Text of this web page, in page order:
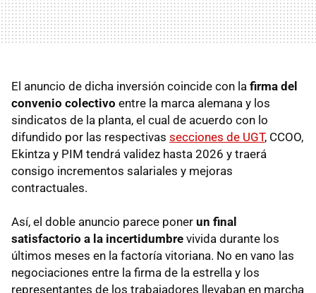
El anuncio de dicha inversión coincide con la firma del
convenio colectivo entre la marca alemana y los
sindicatos de la planta, el cual de acuerdo con lo
difundido por las respectivas secciones de UGT, CCOO,
Ekintza y PIM tendrá validez hasta 2026 y traerá
consigo incrementos salariales y mejoras
contractuales.
Así, el doble anuncio parece poner un final
satisfactorio a la incertidumbre vivida durante los
últimos meses en la factoría vitoriana. No en vano las
negociaciones entre la firma de la estrella y los
representantes de los trabajadores llevaban en marcha